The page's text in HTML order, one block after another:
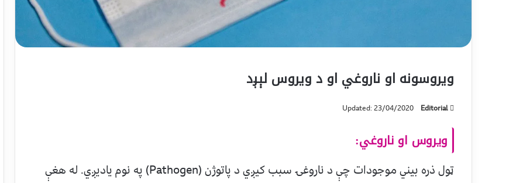
ویروسونه او ناروغي او د ویروس لېږد
Editorial
Updated: 23/04/2020
ویروس او ناروغي:
ټول ذره بیني موجودات چې د ناروغۍ سبب کیږي د پاتوژن (Pathogen) په نوم یادیږي. له هغې